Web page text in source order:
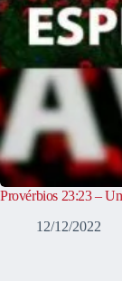
Provérbios 23:23 –
12/12/2022